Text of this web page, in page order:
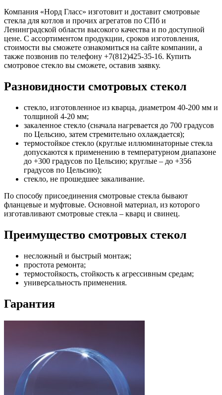
Компания «Норд Гласс» изготовит и доставит смотровые
стекла для котлов и прочих агрегатов по СПб и
Ленинградской области высокого качества и по доступной
цене. С ассортиментом продукции, сроков изготовления,
стоимости вы сможете ознакомиться на сайте компании, а
также позвонив по телефону +7(812)425-35-16. Купить
смотровое стекло вы сможете, оставив заявку.
Разновидности смотровых стекол
стекло, изготовленное из кварца, диаметром 40-200 мм и
толщиной 4-20 мм;
закаленное стекло (сначала нагревается до 700 градусов
по Цельсию, затем стремительно охлаждается);
термостойкое стекло (круглые иллюминаторные стекла
допускаются к применению в температурном диапазоне
до +300 градусов по Цельсию; круглые – до +356
градусов по Цельсию);
стекло, не прошедшее закаливание.
По способу присоединения смотровые стекла бывают
фланцевые и муфтовые. Основной материал, из которого
изготавливают смотровые стекла – кварц и свинец.
Преимущество смотровых стекол
несложный и быстрый монтаж;
простота ремонта;
термостойкость, стойкость к агрессивным средам;
универсальность применения.
Гарантия